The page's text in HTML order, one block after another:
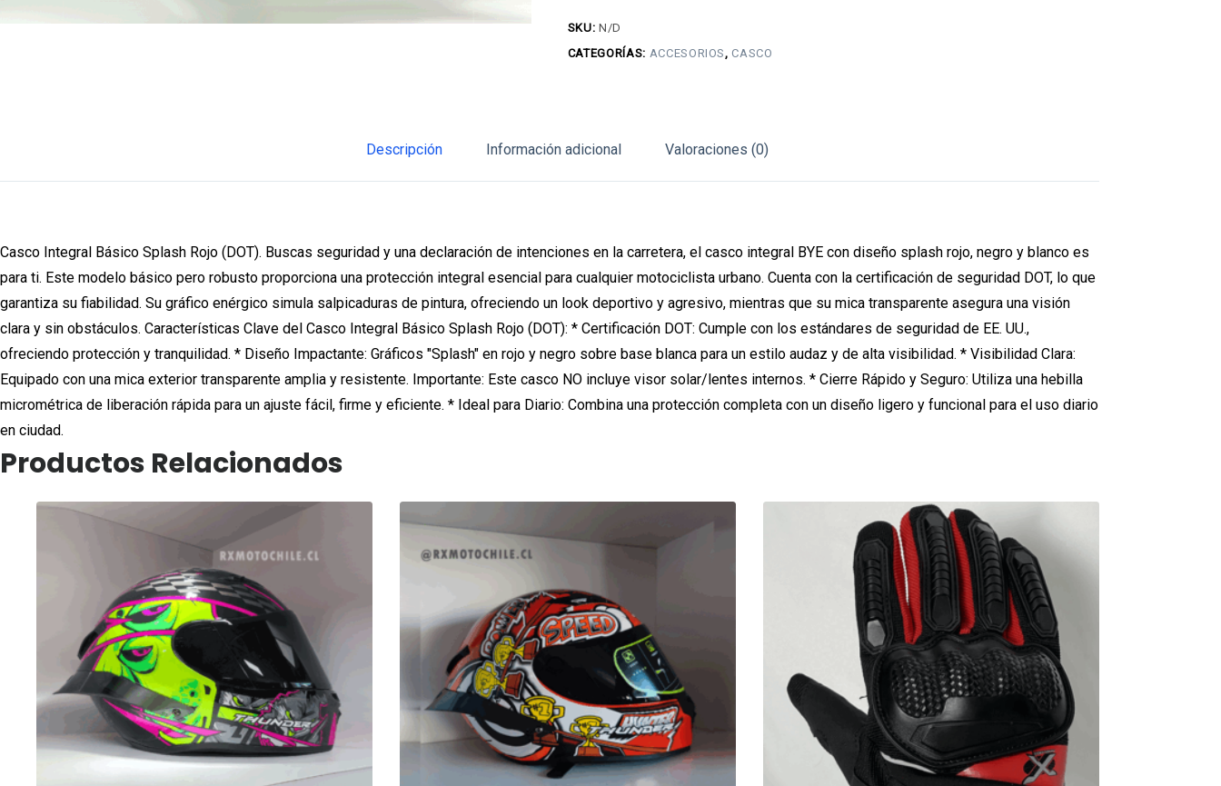
(DOT)
cantidad
SKU:N/D
CATEGORÍAS: ACCESORIOS ,CASCO
Descripción Información adicional Valoraciones (0)
Casco Integral Básico Splash Rojo (DOT). Buscas seguridad y una declaración de intenciones en la carretera, el casco integral BYE con diseño splash rojo, negro y blanco es
para ti. Este modelo básico pero robusto proporciona una protección integral esencial para cualquier motociclista urbano. Cuenta con la certificación de seguridad DOT, lo que
garantiza su fiabilidad. Su gráfico enérgico simula salpicaduras de pintura, ofreciendo un look deportivo y agresivo, mientras que su mica transparente asegura una visión
clara y sin obstáculos. Características Clave del Casco Integral Básico Splash Rojo (DOT): * Certificación DOT: Cumple con los estándares de seguridad de EE. UU.,
ofreciendo protección y tranquilidad. * Diseño Impactante: Gráficos "Splash" en rojo y negro sobre base blanca para un estilo audaz y de alta visibilidad. * Visibilidad Clara:
Equipado con una mica exterior transparente amplia y resistente. Importante: Este casco NO incluye visor solar/lentes internos. * Cierre Rápido y Seguro: Utiliza una hebilla
micrométrica de liberación rápida para un ajuste fácil, firme y eficiente. * Ideal para Diario: Combina una protección completa con un diseño ligero y funcional para el uso diario
en ciudad.
Productos Relacionados